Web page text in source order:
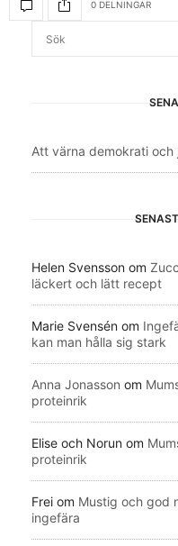
0 DELNINGAR
Att värna demokrati och
Helen Svensson om
läckert och lätt recept
Marie Svensén om
kan man hålla sig stark
Anna Jonasson om
proteinrik
Elise och Norun om
proteinrik
Frei om Mustig och god
ingefära